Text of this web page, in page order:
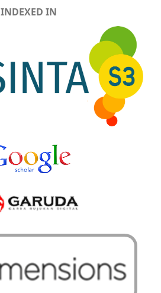
INDEXED IN